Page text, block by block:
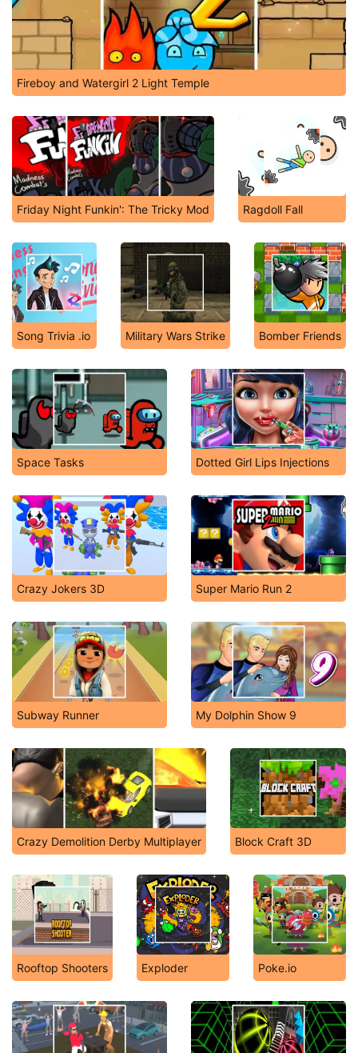
Fireboy and Watergirl 2 Light Temple
Friday Night Funkin': The Tricky Mod Ragdoll Fall
Song Trivia .io Military Wars Strike Bomber Friends
Space Tasks Dotted Girl Lips Injections
Crazy Jokers 3D Super Mario Run 2
Subway Runner My Dolphin Show 9
Crazy Demolition Derby Multiplayer Block Craft 3D
Rooftop Shooters Exploder Poke.io